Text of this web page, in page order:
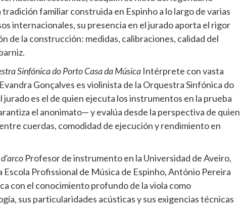
familiar construida en Espinho a lo largo de varias
internacionales, su presencia en el jurado aporta el rigor
de la construcción: medidas, calibraciones, calidad del
Sinfónica do Porto Casa da Música Intérprete con vasta
Gonçalves es violinista de la Orquestra Sinfónica do
jurado es el de quien ejecuta los instrumentos en la prueba
el anonimato— y evalúa desde la perspectiva de quien
cuerdas, comodidad de ejecución y rendimiento en
Profesor de instrumento en la Universidad de Aveiro,
Escola Profissional de Música de Espinho, António Pereira
con el conocimiento profundo de la viola como
sus particularidades acústicas y sus exigencias técnicas